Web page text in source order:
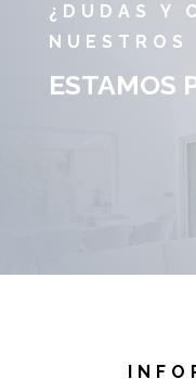
¿DUDAS Y
NUESTROS
ESTAMOS